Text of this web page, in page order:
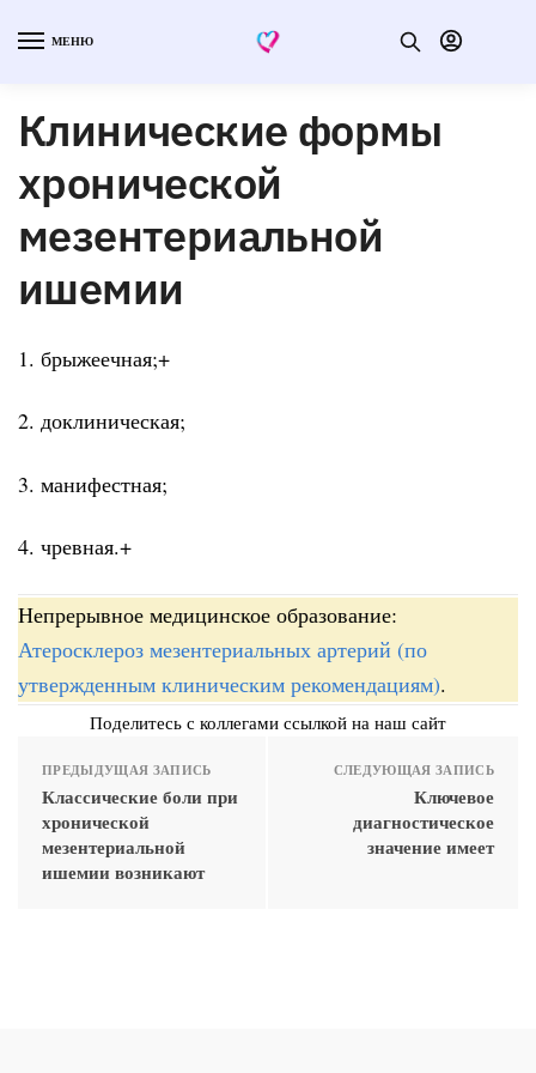
МЕНЮ
Клинические формы
хронической
мезентериальной
ишемии
1. брыжеечная;+
2. доклиническая;
3. манифестная;
4. чревная.+
Непрерывное медицинское образование:
Атеросклероз мезентериальных артерий (по
утвержденным клиническим рекомендациям).
Поделитесь с коллегами ссылкой на наш сайт
ПРЕДЫДУЩАЯ ЗАПИСЬ
Классические боли при
хронической
мезентериальной
ишемии возникают
СЛЕДУЮЩАЯ ЗАПИСЬ
Ключевое
диагностическое
значение имеет